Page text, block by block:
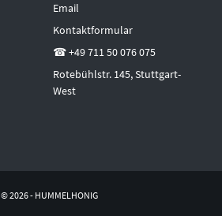
Email
Kontaktformular
☎ +49 711 50 076 075
Rotebühlstr. 145, Stuttgart-
West
© 2026 - HUMMELHONIG